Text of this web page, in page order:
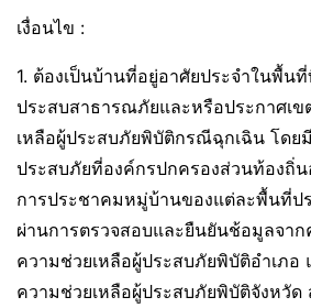
เงื่อนไข :
1. ต้องเป็นบ้านที่อยู่อาศัยประจำในพื้น
ประสบสาธารณภัยและหรือประกาศเข
เหลือผู้ประสบภัยพิบัติกรณีฉุกเฉิน โดย
ประสบภัยที่องค์กรปกครองส่วนท้องถิ่
การประชาคมหมู่บ้านของแต่ละพื้นที่ป
ผ่านการตรวจสอบและยืนยันช้อมูลจา
ความช่วยเหลือผู้ประสบภัยพิบัติอำเภ
ความช่วยเหลือผู้ประสบภัยพิบัติจังหวัด